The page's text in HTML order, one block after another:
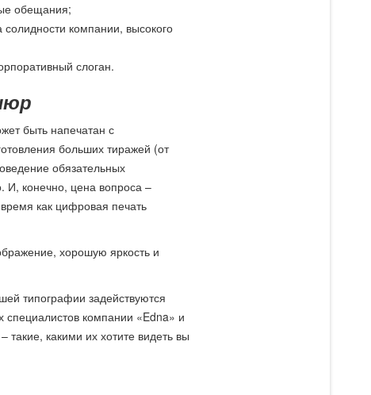
обещания;
компании, высокого
слоган.
быть напечатан с
больших тиражей (от
обязательных
И, конечно, цена вопроса –
как цифровая печать
хорошую яркость и
типографии задействуются
компании «Edna» и
какими их хотите видеть вы